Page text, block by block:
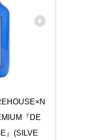
『DE
』(SILVE